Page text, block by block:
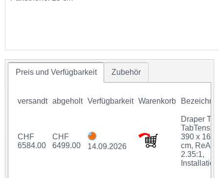
Preis und Verfügbarkeit Zubehör
versandt abgeholt Verfügbarkeit Warenkorb
CHF
6584.00
CHF
6499.00
14.09.2026
Draper
390 x 166
cm, ReAct,
2.35:1,
Installation